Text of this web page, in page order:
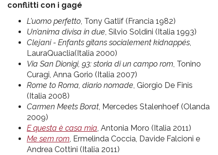
conflitti con i gagé
L'uomo perfetto, Tony Gatlif (Francia 1982)
Un’anima divisa in due, Silvio Soldini (Italia 1993)
Clejani - Enfants gitans socialement kidnappés,
LauraQuaclia(Italia 2000)
Via San Dionigi, 93: storia di un campo rom, Tonino
Curagi, Anna Gorio (Italia 2007)
Rome to Roma, diario nomade, Giorgio De Finis
(Italia 2008)
Carmen Meets Borat, Mercedes Stalenhoef (Olanda
2009)
E questa è casa mia, Antonia Moro (Italia 2011)
Me sem rom, Ermelinda Coccia, Davide Falcioni e
Andrea Cottini (Italia 2011)